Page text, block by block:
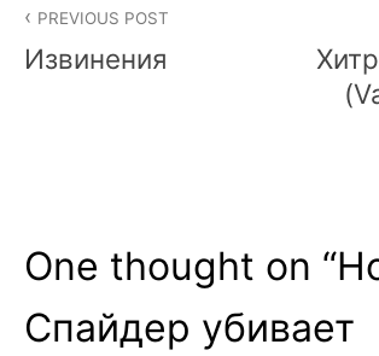
navigation
PREVIOUS POST
Извинения
One thought on “
Спайдер убивает